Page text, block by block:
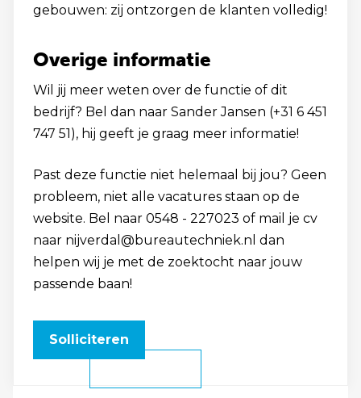
gebouwen: zij ontzorgen de klanten volledig!
Overige informatie
Wil jij meer weten over de functie of dit
bedrijf? Bel dan naar Sander Jansen (+31 6 451
747 51), hij geeft je graag meer informatie!
Past deze functie niet helemaal bij jou? Geen
probleem, niet alle vacatures staan op de
website. Bel naar 0548 - 227023 of mail je cv
naar nijverdal@bureautechniek.nl dan
helpen wij je met de zoektocht naar jouw
passende baan!
Solliciteren